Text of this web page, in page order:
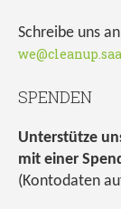
Schreibe uns
SPENDEN
Unterstütze
mit einer
(Kontodaten